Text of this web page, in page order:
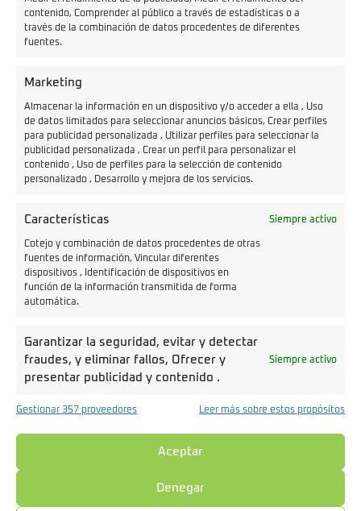
contenido, Comprender al público a través de estadísticas o a
través de la combinación de datos procedentes de diferentes
fuentes.
Marketing
Almacenar la información en un dispositivo y/o acceder a ella , Uso
de datos limitados para seleccionar anuncios básicos, Crear perfiles
para publicidad personalizada , Utilizar perfiles para seleccionar la
publicidad personalizada , Crear un perfil para personalizar el
contenido , Uso de perfiles para la selección de contenido
personalizado , Desarrollo y mejora de los servicios.
Características Siempre activo
Cotejo y combinación de datos procedentes de otras
fuentes de información, Vincular diferentes
dispositivos , Identificación de dispositivos en
función de la información transmitida de forma
automática.
Garantizar la seguridad, evitar y detectar
fraudes, y eliminar fallos, Ofrecer y
presentar publicidad y contenido .
Siempre activo
Gestionar 357 proveedores Leer más sobre estos propósitos
Aceptar
Denegar
De serie, el LS1 empleados baterías extraíbles
situadas bajo la plataforma. Con esa configuración, la
marca anunciaen torno a 110–115 km de autonomía
Quien necesite más puede montaruna tercera batería
bajo el asientopara acercarse aunos 170 kmen
condiciones favorables. Lacarga desde enchufe
doméstico con sucargador integrado de 800 W
del 20 al 80%se queda
horas
cargador rápido opcional de 1.500 W